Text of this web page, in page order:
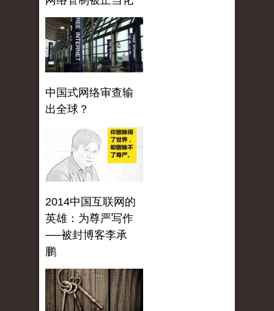
中国式网络审查输
出全球？
2014中国互联网的
英雄：为尊严写作
──被封博客李承
鹏